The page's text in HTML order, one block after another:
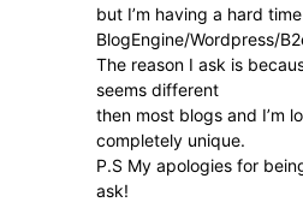
but I’m having a hard
BlogEngine/Wordpress/
The reason I ask is
seems different
then most blogs and I’m
completely unique.
P.S My apologies for
ask!